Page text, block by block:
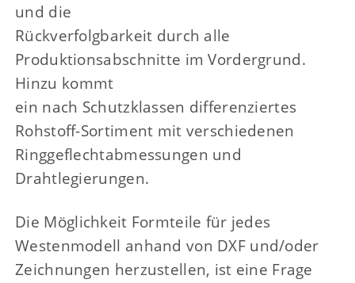
und die
Rückverfolgbarkeit durch alle
Produktionsabschnitte im Vordergrund.
Hinzu kommt
ein nach Schutzklassen differenziertes
Rohstoff-Sortiment mit verschiedenen
Ringgeflechtabmessungen und
Drahtlegierungen.
Die Möglichkeit Formteile für jedes
Westenmodell anhand von DXF und/oder
Zeichnungen herzustellen, ist eine Frage